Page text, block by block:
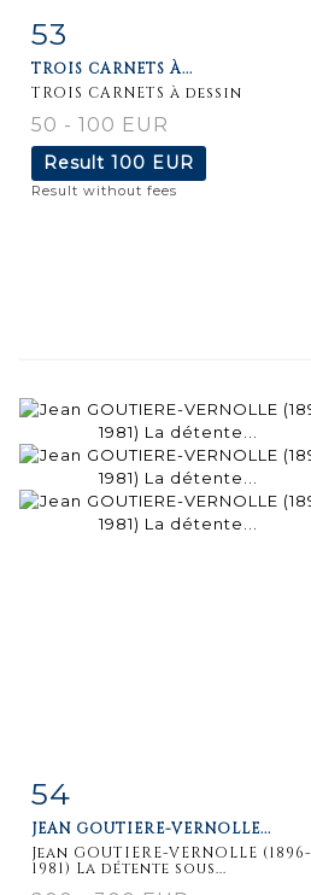
Item detail
53
TROIS CARNETS À...
TROIS CARNETS à dessin
50 - 100 EUR
Result 100 EUR
Result without fees
Item detail
54
JEAN GOUTIERE-VERNOLLE...
Jean GOUTIERE-VERNOLLE (1896-
1981) La détente sous...